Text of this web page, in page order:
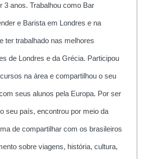
3 anos. Trabalhou como Bar
e Barista em Londres e na
ter trabalhado nas melhores
de Londres e da Grécia. Participou
na área e compartilhou o seu
seus alunos pela Europa. Por ser
seu país, encontrou por meio da
de compartilhar com os brasileiros
sobre viagens, história, cultura,